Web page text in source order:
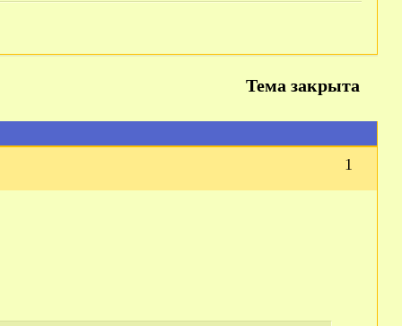
Тема закрыта
1